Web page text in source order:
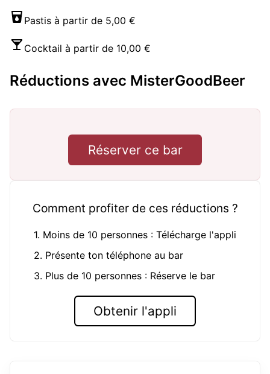
Pastis à partir de 5,00 €
Cocktail à partir de 10,00 €
Réductions avec MisterGoodBeer
Réserver ce bar
Comment profiter de ces réductions ?
1. Moins de 10 personnes : Télécharge l'appli
2. Présente ton téléphone au bar
3. Plus de 10 personnes : Réserve le bar
Obtenir l'appli